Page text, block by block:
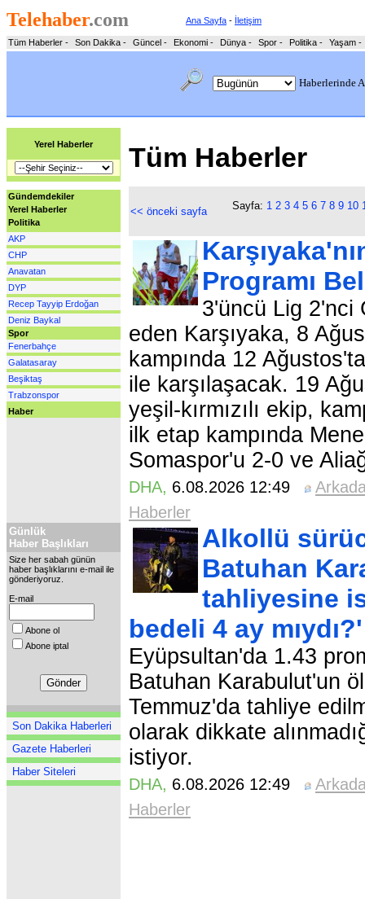
Telehaber.com Ana Sayfa - İletişim
Tüm Haberler - Son Dakika - Güncel - Ekonomi - Dünya - Spor - Politika - Yaşam -
Haberlerinde
Yerel Haberler
Gündemdekiler
Yerel Haberler
Politika
AKP
CHP
Anavatan
DYP
Recep Tayyip Erdoğan
Deniz Baykal
Spor
Fenerbahçe
Galatasaray
Beşiktaş
Trabzonspor
Haber
Günlük
Haber Başlıkları
Size her sabah günün
haber başlıklarını e-mail ile
gönderiyoruz.
E-mail
Abone ol
Abone iptal
Son Dakika Haberleri
Gazete Haberleri
Haber Siteleri
Tüm Haberler
<< önceki sayfa Sayfa: 1 2 3 4 5 6 7 8 9 10
Programı
3'üncü Lig 2'nci
eden Karşıyaka, 8
kampında 12
ile karşılaşacak. 19
yeşil-kırmızılı ekip,
ilk etap kampında
Somaspor'u 2-0 ve
DHA, 6.08.2026 12:49
Haberler
Alkollü
Batuhan
tahliyesine
bedeli 4 ay mıydı?'
Eyüpsultan'da 1.43
Batuhan Karabulut'un
Temmuz'da tahliye
olarak dikkate
istiyor.
DHA, 6.08.2026 12:49
Haberler